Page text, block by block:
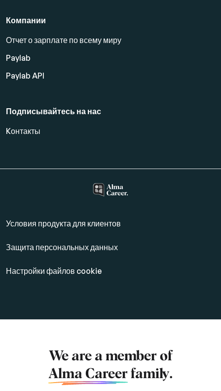
Компании
Отчет о зарплате по всему миру
Paylab
Paylab API
Подписывайтесь на нас
Kонтакты
Условия продукта для клиентов
Защита персональных данных
Настройки файлов cookie
We are a member of
Alma Career family.